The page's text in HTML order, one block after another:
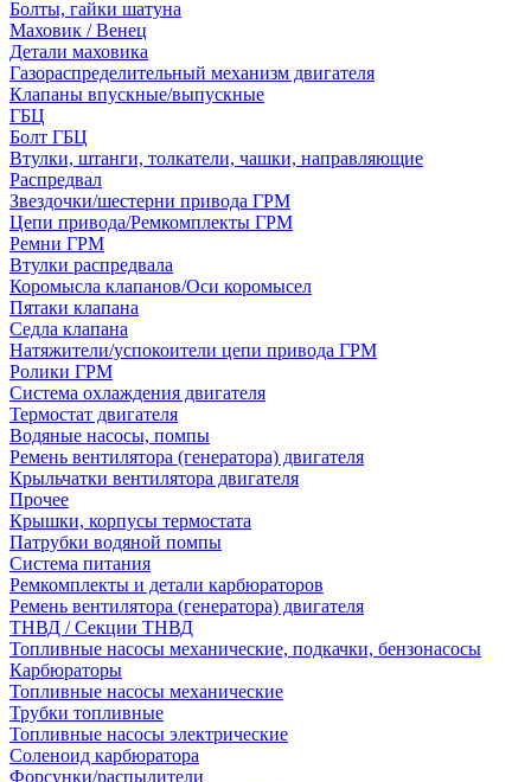
Болты, гайки шатуна
Маховик / Венец
Детали маховика
Газораспределительный механизм двигателя
Клапаны впускные/выпускные
ГБЦ
Болт ГБЦ
Втулки, штанги, толкатели, чашки, направляющие
Распредвал
Звездочки/шестерни привода ГРМ
Цепи привода/Ремкомплекты ГРМ
Ремни ГРМ
Втулки распредвала
Коромысла клапанов/Оси коромысел
Пятаки клапана
Седла клапана
Натяжители/успокоители цепи привода ГРМ
Ролики ГРМ
Система охлаждения двигателя
Термостат двигателя
Водяные насосы, помпы
Ремень вентилятора (генератора) двигателя
Крыльчатки вентилятора двигателя
Прочее
Крышки, корпусы термостата
Патрубки водяной помпы
Система питания
Ремкомплекты и детали карбюраторов
Ремень вентилятора (генератора) двигателя
ТНВД / Секции ТНВД
Топливные насосы механические, подкачки, бензонасосы
Карбюраторы
Топливные насосы механические
Трубки топливные
Топливные насосы электрические
Соленоид карбюратора
Форсунки/распылители